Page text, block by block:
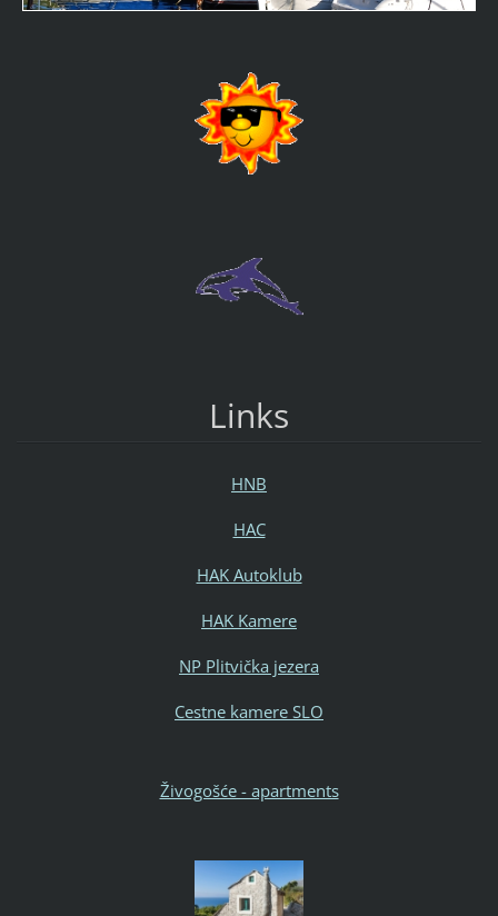
Links
HNB
HAC
HAK Autoklub
HAK Kamere
NP Plitvička jezera
Cestne kamere SLO
Živogošće - apartments